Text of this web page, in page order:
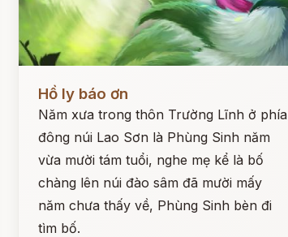
Đọc ngay
Hồ ly báo ơn
Năm xưa trong thôn Trường Lĩnh ở phía
đông núi Lao Sơn là Phùng Sinh năm
vừa mười tám tuổi, nghe mẹ kể là bố
chàng lên núi đào sâm đã mười mấy
năm chưa thấy về, Phùng Sinh bèn đi
tìm bố.